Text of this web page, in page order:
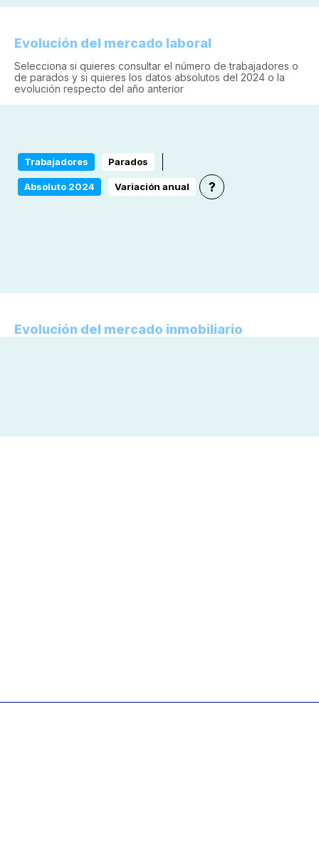
Evolución del mercado laboral
Selecciona si quieres consultar el número de trabajadores o
de parados y si quieres los datos absolutos del 2024 o la
evolución respecto del año anterior
?
Trabajadores Parados
Absoluto 2024 Variación anual
Evolución del mercado inmobiliario